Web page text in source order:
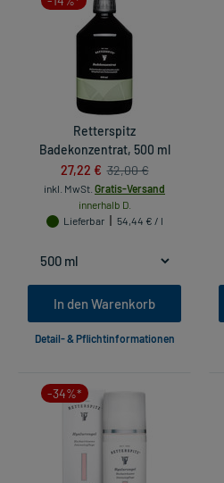
Retterspitz
Badekonzentrat, 500 ml
27,22 € 32,00 €
inkl. MwSt. Gratis-Versand
innerhalb D.
Lieferbar
54,44 € / l
In den Warenkorb
Detail- & Pflichtinformationen
-34%*